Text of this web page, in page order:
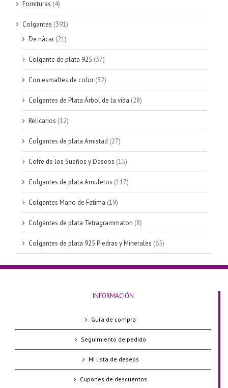
Fornituras (4)
Colgantes (391)
De nácar (21)
Colgante de plata 925 (37)
Con esmaltes de color (32)
Colgantes de Plata Árbol de la vida (28)
Relicarios (12)
Colgantes de plata Amistad (27)
Cofre de los Sueños y Deseos (15)
Colgantes de plata Amuletos (117)
Colgantes Mano de Fatima (19)
Colgantes de plata Tetragrammaton (8)
Colgantes de plata 925 Piedras y Minerales (65)
INFORMACIÓN
Guía de compra
Seguimiento de pedido
Mi lista de deseos
Cupones de descuentos